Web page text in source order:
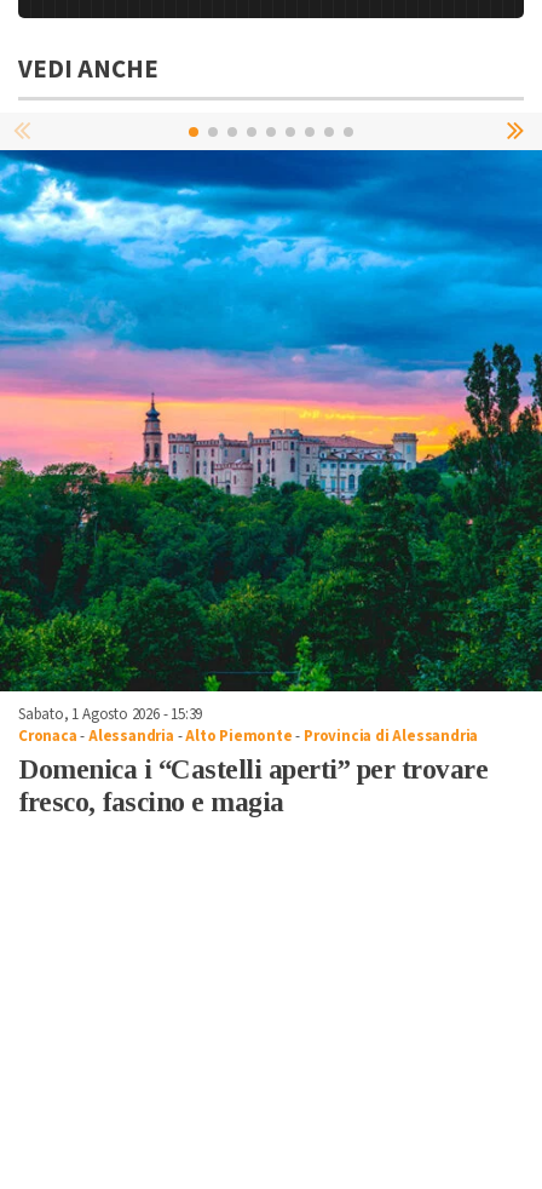
VEDI ANCHE
Sabato, 1 Agosto 2026 - 15:39
Cronaca-Alessandria -Alto Piemonte- Provincia di Alessandria
Domenica i “Castelli aperti” per trovare
fresco, fascino e magia